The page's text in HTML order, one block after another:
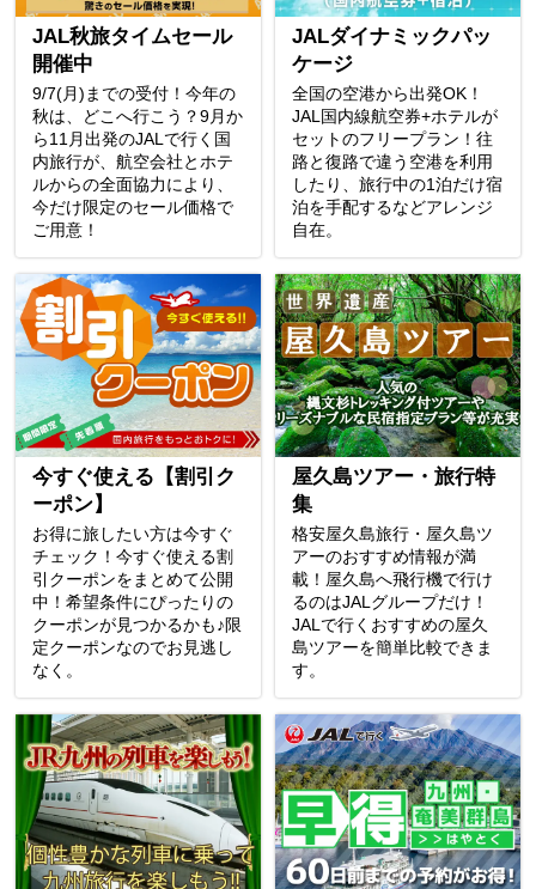
JAL秋旅タイムセール
開催中
9/7(月)までの受付！今年の
秋は、どこへ行こう？9月か
ら11月出発のJALで行く国
内旅行が、航空会社とホテ
ルからの全面協力により、
今だけ限定のセール価格で
ご用意！
JALダイナミックパッ
ケージ
全国の空港から出発OK！
JAL国内線航空券+ホテルが
セットのフリープラン！往
路と復路で違う空港を利用
したり、旅行中の1泊だけ宿
泊を手配するなどアレンジ
自在。
今すぐ使える【割引ク
ーポン】
お得に旅したい方は今すぐ
チェック！今すぐ使える割
引クーポンをまとめて公開
中！希望条件にぴったりの
クーポンが見つかるかも♪限
定クーポンなのでお見逃し
なく。
屋久島ツアー・旅行特
集
格安屋久島旅行・屋久島ツ
アーのおすすめ情報が満
載！屋久島へ飛行機で行け
るのはJALグループだけ！
JALで行くおすすめの屋久
島ツアーを簡単比較できま
す。